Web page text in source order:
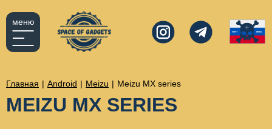
меню
Главная | Android | Meizu | Meizu MX series
MEIZU MX SERIES